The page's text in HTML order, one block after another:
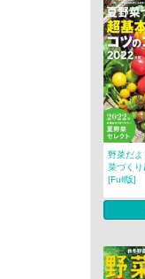
野菜だ
菜づくり
[Full版]